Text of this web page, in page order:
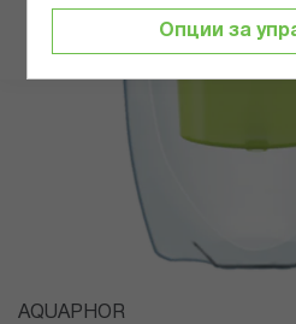
Преминете
AQUAPHOR
Опции за